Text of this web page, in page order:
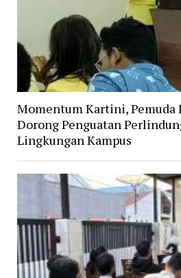
Momentum Kartini, Pemuda
Dorong Penguatan
Lingkungan Kampus